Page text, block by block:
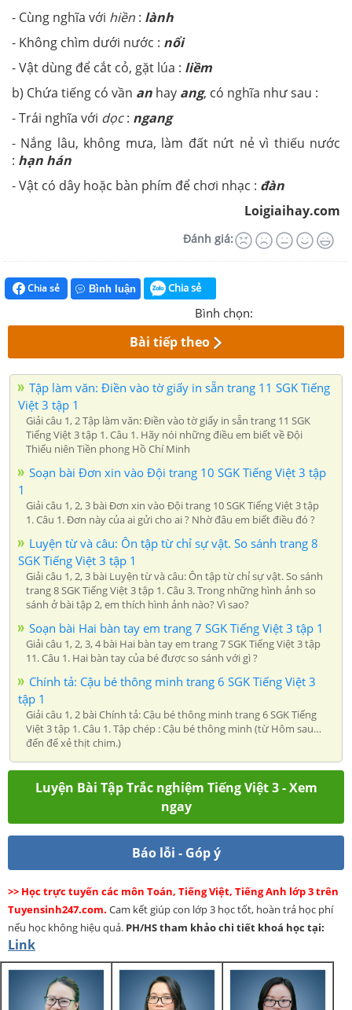
- Cùng nghĩa với hiền : lành
- Không chìm dưới nước : nổi
- Vật dùng để cắt cỏ, gặt lúa : liềm
b) Chứa tiếng có vần an hay ang, có nghĩa như sau :
- Trái nghĩa với dọc: ngang
- Nắng lâu, không mưa, làm đất nứt nẻ vì thiếu nước
: hạn hán
- Vật có dây hoặc bàn phím để chơi nhạc : đàn
Loigiaihay.com
Đánh giá:
Chia sẻ Bình luận Chia sẻ
Bình chọn:
Bài tiếp theo
Tập làm văn: Điền vào tờ giấy in sẵn trang 11 SGK Tiếng
Việt 3 tập 1
Giải câu 1, 2 Tập làm văn: Điền vào tờ giấy in sẵn trang 11 SGK
Tiếng Việt 3 tập 1. Câu 1. Hãy nói những điều em biết về Đội
Thiếu niên Tiền phong Hồ Chí Minh
Soạn bài Đơn xin vào Đội trang 10 SGK Tiếng Việt 3 tập
1
Giải câu 1, 2, 3 bài Đơn xin vào Đội trang 10 SGK Tiếng Việt 3 tập
1. Câu 1. Đơn này của ai gửi cho ai ? Nhờ đâu em biết điều đó ?
Luyện từ và câu: Ôn tập từ chỉ sự vật. So sánh trang 8
SGK Tiếng Việt 3 tập 1
Giải câu 1, 2, 3 bài Luyện từ và câu: Ôn tập từ chỉ sự vật. So sánh
trang 8 SGK Tiếng Việt 3 tập 1. Câu 3. Trong những hình ảnh so
sánh ở bài tập 2, em thích hình ảnh nào? Vì sao?
Soạn bài Hai bàn tay em trang 7 SGK Tiếng Việt 3 tập 1
Giải câu 1, 2, 3, 4 bài Hai bàn tay em trang 7 SGK Tiếng Việt 3 tập
11. Câu 1. Hai bàn tay của bé được so sánh với gì ?
Chính tả: Cậu bé thông minh trang 6 SGK Tiếng Việt 3
tập 1
Giải câu 1, 2 bài Chính tả: Cậu bé thông minh trang 6 SGK Tiếng
Việt 3 tập 1. Câu 1. Tập chép : Cậu bé thông minh (từ Hôm sau…
đến để xẻ thịt chim.)
Luyện Bài Tập Trắc nghiệm Tiếng Việt 3 - Xem
ngay
Báo lỗi - Góp ý
>> Học trực tuyến các môn Toán, Tiếng Việt, Tiếng Anh lớp 3 trên
Tuyensinh247.com. Cam kết giúp con lớp 3 học tốt, hoàn trả học phí
nếu học không hiệu quả. PH/HStham khảo chi tiết khoá học tại:
Link